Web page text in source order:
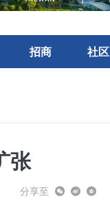
招商 社区
张
分享至